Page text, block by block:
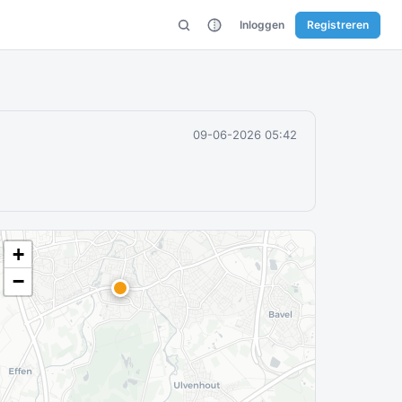
Inloggen Registreren
09-06-2026 05:42
+
−